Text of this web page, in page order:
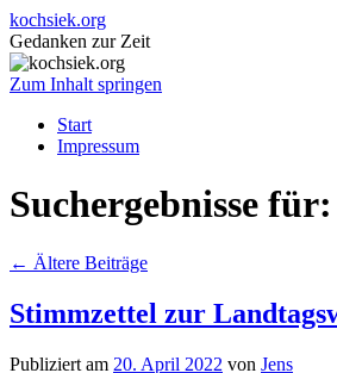
kochsiek.org
Gedanken zur Zeit
Zum Inhalt springen
Start
Impressum
Suchergebnisse für:
← Ältere Beiträge
Stimmzettel zur
Publiziert am 20. April 2022 von Jens